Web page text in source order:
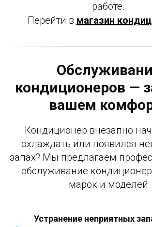
работе.
Перейти в магазин
кондиционеров —
вашем
Кондиционер внезапно
охлаждать или появился
запах? Мы предлагаем
обслуживание
марок и моделей
Устранение неприятных